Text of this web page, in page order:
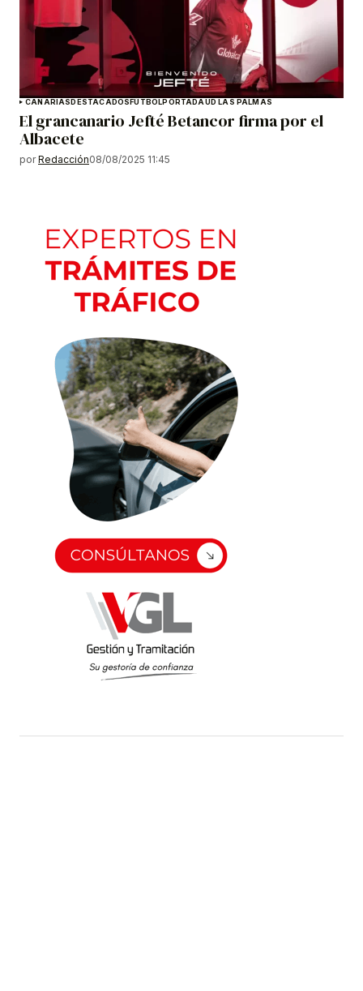
CANARIASDESTACADOSFÚTBOLPORTADAUD LAS PALMAS
El grancanario Jefté Betancor firma por el
Albacete
por Redacción08/08/2025 11:45